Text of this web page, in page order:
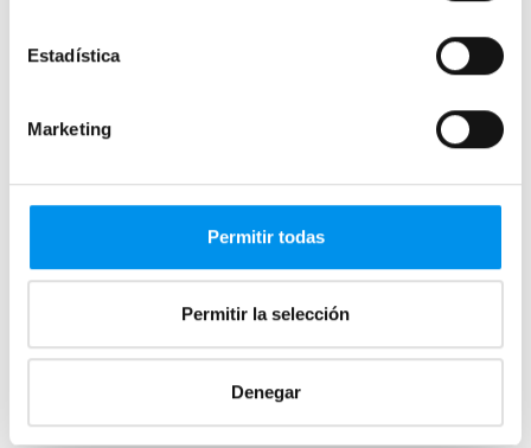
Estadística
Marketing
Permitir todas
Permitir la selección
Denegar
Resina/Carga mineral
Resina decorados
Platos de ducha por estilo
Antideslizantes